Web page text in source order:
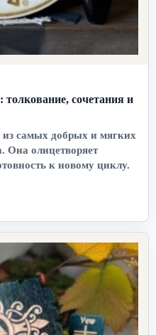
сочетания и
самых добрых и мягких
Она олицетворяет
к новому циклу.